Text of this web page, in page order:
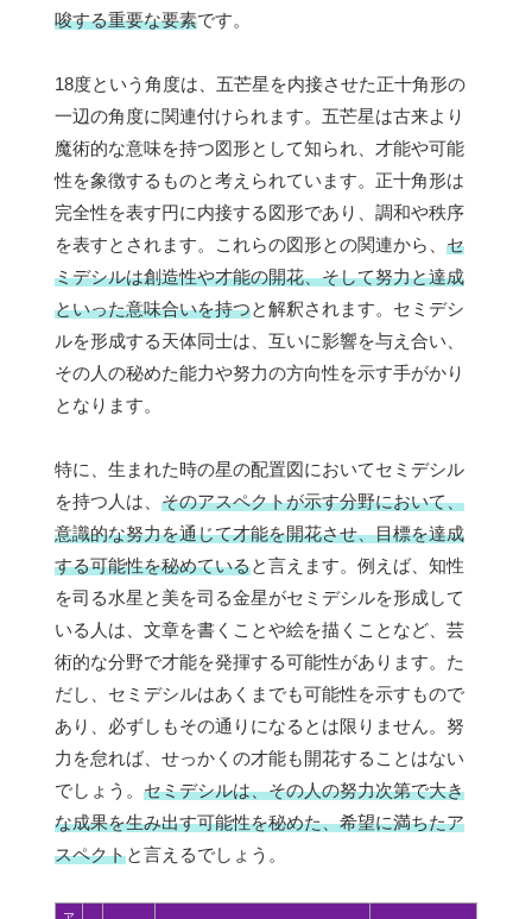
唆する重要な要素です。
18度という角度は、五芒星を内接させた正十角形の
一辺の角度に関連付けられます。五芒星は古来より
魔術的な意味を持つ図形として知られ、才能や可能
性を象徴するものと考えられています。正十角形は
完全性を表す円に内接する図形であり、調和や秩序
を表すとされます。これらの図形との関連から、 セ
ミデシルは創造性や才能の開花、そして努力と達成
といった意味合いを持つと解釈されます。セミデシ
ルを形成する天体同士は、互いに影響を与え合い、
その人の秘めた能力や努力の方向性を示す手がかり
となります。
特に、生まれた時の星の配置図においてセミデシル
を持つ人は、 そのアスペクトが示す分野において、
意識的な努力を通じて才能を開花させ、目標を達成
する可能性を秘めていると言えます。例えば、知性
を司る水星と美を司る金星がセミデシルを形成して
いる人は、文章を書くことや絵を描くことなど、芸
術的な分野で才能を発揮する可能性があります。た
だし、セミデシルはあくまでも可能性を示すもので
あり、必ずしもその通りになるとは限りません。努
力を怠れば、せっかくの才能も開花することはない
でしょう。 セミデシルは、その人の努力次第で大き
な成果を生み出す可能性を秘めた、希望に満ちたア
スペクトと言えるでしょう。